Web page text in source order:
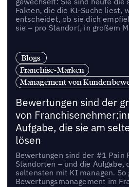
Fakten, die die KI-Suche liest,
entscheidet, ob sie dich
sie – pro Standort, in großem
Blogs
Franchise-Marken
Management von
Bewertungen sind der
von
Aufgabe, die sie am
lösen
Bewertungen sind der #1 Pain
Standorten – und die Aufgabe,
seltensten mit KI managen. So
Bewertungsmanagement im